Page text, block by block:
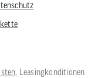
, Leasingkonditionen